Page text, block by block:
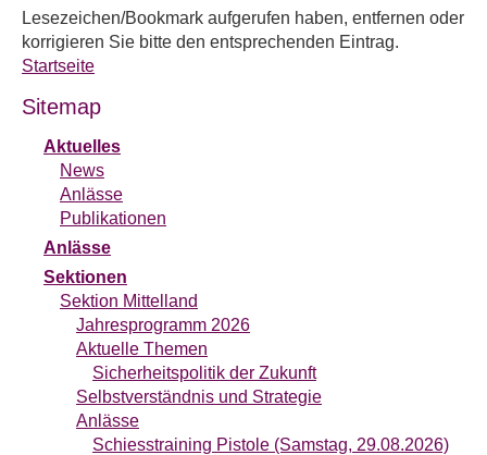
Lesezeichen/Bookmark aufgerufen haben, entfernen oder
korrigieren Sie bitte den entsprechenden Eintrag.
Startseite
Sitemap
Aktuelles
News
Anlässe
Publikationen
Anlässe
Sektionen
Sektion Mittelland
Jahresprogramm 2026
Aktuelle Themen
Sicherheitspolitik der Zukunft
Selbstverständnis und Strategie
Anlässe
Schiesstraining Pistole (Samstag, 29.08.2026)